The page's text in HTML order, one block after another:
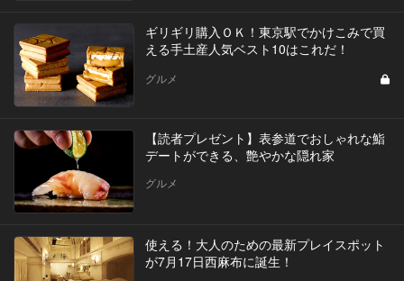
ギリギリ購入ＯＫ！東京駅でかけこみで買
える手土産人気ベスト10はこれだ！
グルメ
【読者プレゼント】表参道でおしゃれな鮨
デートができる、艶やかな隠れ家
グルメ
使える！大人のための最新プレイスポット
が7月17日西麻布に誕生！